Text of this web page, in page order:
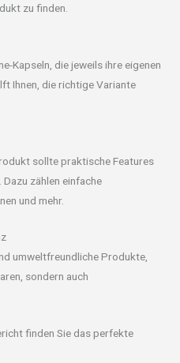
zu finden.
Kapseln, die jeweils ihre eigenen
Ihnen, die richtige Variante
sollte praktische Features
zählen einfache
und mehr.
umweltfreundliche Produkte,
sondern auch
finden Sie das perfekte